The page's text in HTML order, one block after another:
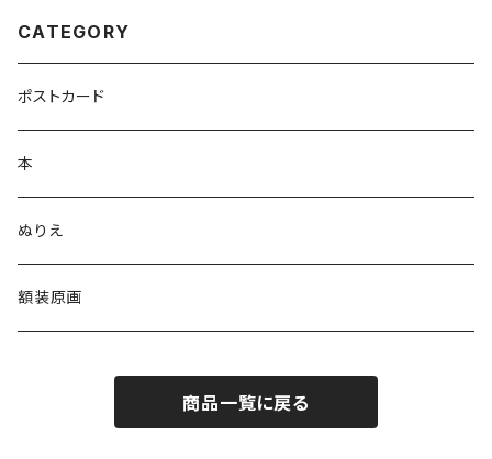
CATEGORY
ポストカード
本
ぬりえ
額装原画
商品一覧に戻る